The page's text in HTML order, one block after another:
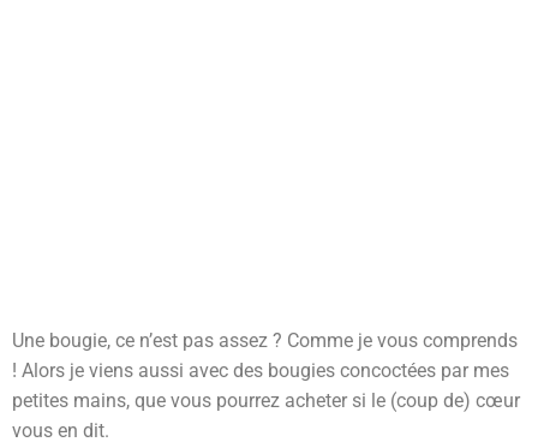
Une bougie, ce n’est pas assez ? Comme je vous comprends
! Alors je viens aussi avec des bougies concoctées par mes
petites mains, que vous pourrez acheter si le (coup de) cœur
vous en dit.